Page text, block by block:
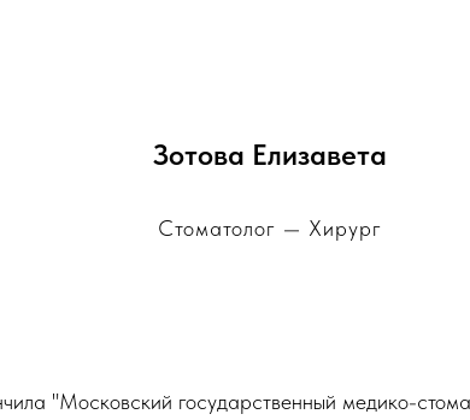
Зотова Елизавета
Стоматолог — Хирург
"Московский государственный медико-